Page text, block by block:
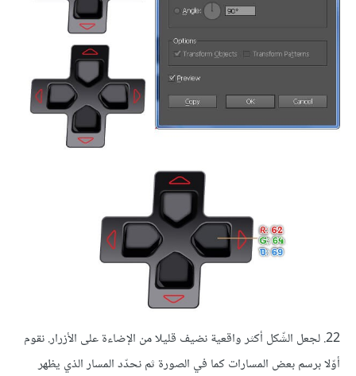
22. لجعل الشّكل أكثر واقعية نضيف قليلا من الإضاءة على الأزرار. نقوم
أوّلا برسم بعض المسارات كما في الصورة ثم نحدّد المسار الذي يظهر